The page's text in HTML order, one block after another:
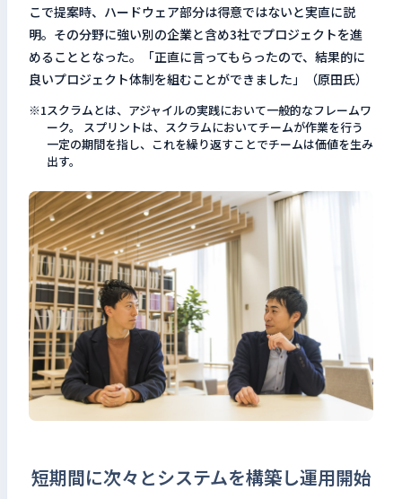
こで提案時、ハードウェア部分は得意ではないと実直に説
明。その分野に強い別の企業と含め3社でプロジェクトを進
めることとなった。「正直に言ってもらったので、結果的に
良いプロジェクト体制を組むことができました」（原田氏）
スクラムとは、アジャイルの実践において一般的なフレームワ
ーク。 スプリントは、スクラムにおいてチームが作業を行う
一定の期間を指し、これを繰り返すことでチームは価値を生み
出す。
短期間に次々とシステムを構築し運用開始